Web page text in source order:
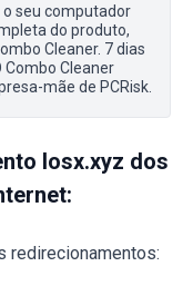
seu computador
do produto,
Cleaner. 7 dias
Combo Cleaner
mãe de PCRisk.
losx.xyz dos
redirecionamentos: